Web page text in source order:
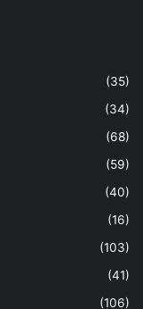
(35)
(34)
(68)
(59)
(40)
(16)
(103)
(41)
(106)